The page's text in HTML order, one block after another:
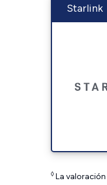
Starlink
◊ La valoración